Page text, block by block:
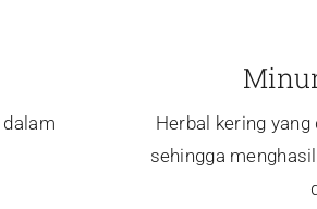
Herbal kering
sehingga